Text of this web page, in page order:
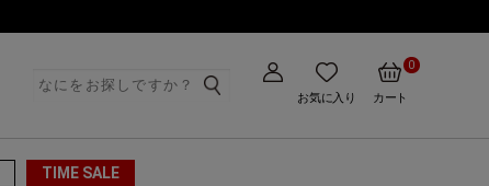
お気に入り カート
0
TIME SALE